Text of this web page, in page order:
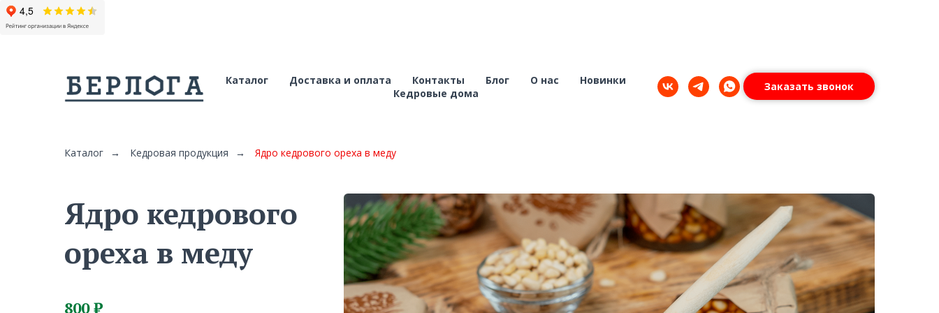
Каталог Доставка и оплата Контакты Блог О нас
Новинки
Кедровые дома
Заказать звонок
Каталог → Кедровая продукция → Ядро кедрового ореха в меду
Ядро кедрового
ореха в меду
800 ₽